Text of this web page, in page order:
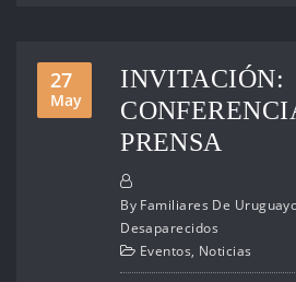
27
May
INVITACIÓN:
PRENSA
By Familiares De
Desaparecidos
Eventos, Noticias